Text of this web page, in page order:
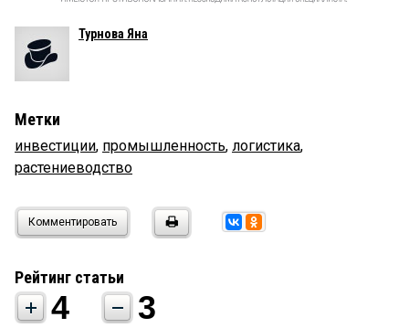
Турнова Яна
Метки
инвестиции, промышленность, логистика,
растениеводство
Комментировать
Рейтинг статьи
4 3